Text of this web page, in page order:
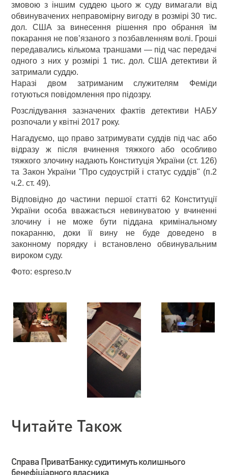
змовою з іншим суддею цього ж суду вимагали від
обвинувачених неправомірну вигоду в розмірі 30 тис.
дол. США за винесення рішення про обрання їм
покарання не пов’язаного з позбавленням волі. Гроші
передавались кількома траншами — під час передачі
одного з них у розмірі 1 тис. дол. США детективи й
затримали суддю.
Наразі двом затриманим служителям Феміди
готуються повідомлення про підозру.
Розслідування зазначених фактів детективи НАБУ
розпочали у квітні 2017 року.
Нагадуємо, що право затримувати суддів під час або
відразу ж після вчинення тяжкого або особливо
тяжкого злочину надають Конституція України (ст. 126)
та Закон України "Про судоустрій і статус суддів" (п.2
ч.2. ст. 49).
Відповідно до частини першої статті 62 Конституції
України особа вважається невинуватою у вчиненні
злочину і не може бути піддана кримінальному
покаранню, доки її вину не буде доведено в
законному порядку і встановлено обвинувальним
вироком суду.
Фото: espreso.tv
Читайте Також
Справа ПриватБанку: судитимуть колишнього
бенефіціарного власника